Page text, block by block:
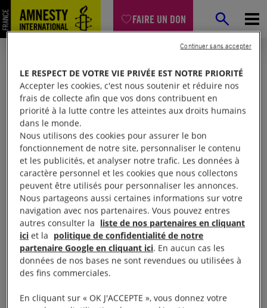
FAIRE UN DON
Mon espace
Connexion
Votre adresse email (obligatoire)
LE RESPECT DE VOTRE VIE PRIVÉE EST NOTRE PRIORITÉ
Accepter les cookies, c'est nous soutenir et réduire nos
frais de collecte afin que vos dons contribuent en
priorité à la lutte contre les atteintes aux droits humains
dans le monde.
Nous utilisons des cookies pour assurer le bon
fonctionnement de notre site, personnaliser le contenu
et les publicités, et analyser notre trafic. Les données à
caractère personnel et les cookies que nous collectons
peuvent être utilisés pour personnaliser les annonces.
Nous partageons aussi certaines informations sur votre
navigation avec nos partenaires. Vous pouvez entres
autres consulter la liste de nos partenaires en cliquant
ici et la politique de confidentialité de notre
partenaire Google en cliquant ici. En aucun cas les
données de nos bases ne sont revendues ou utilisées à
des fins commerciales.
En cliquant sur « OK J'ACCEPTE », vous donnez votre
Continuer sans accepter